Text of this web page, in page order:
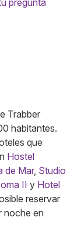
pregunta
Trabber
habitantes.
que
Hostel
de Mar, Studio
II y Hotel
reservar
noche en